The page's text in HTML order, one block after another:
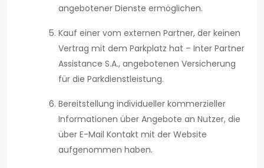
angebotener Dienste ermöglichen.
Kauf einer vom externen Partner, der keinen
Vertrag mit dem Parkplatz hat – Inter Partner
Assistance S.A., angebotenen Versicherung
für die Parkdienstleistung.
Bereitstellung individueller kommerzieller
Informationen über Angebote an Nutzer, die
über E-Mail Kontakt mit der Website
aufgenommen haben.